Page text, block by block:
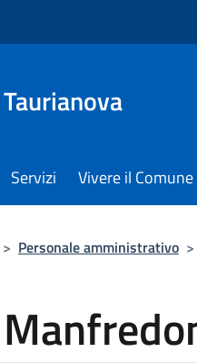
Servizi Vivere il Comune
> Personale amministrativo >